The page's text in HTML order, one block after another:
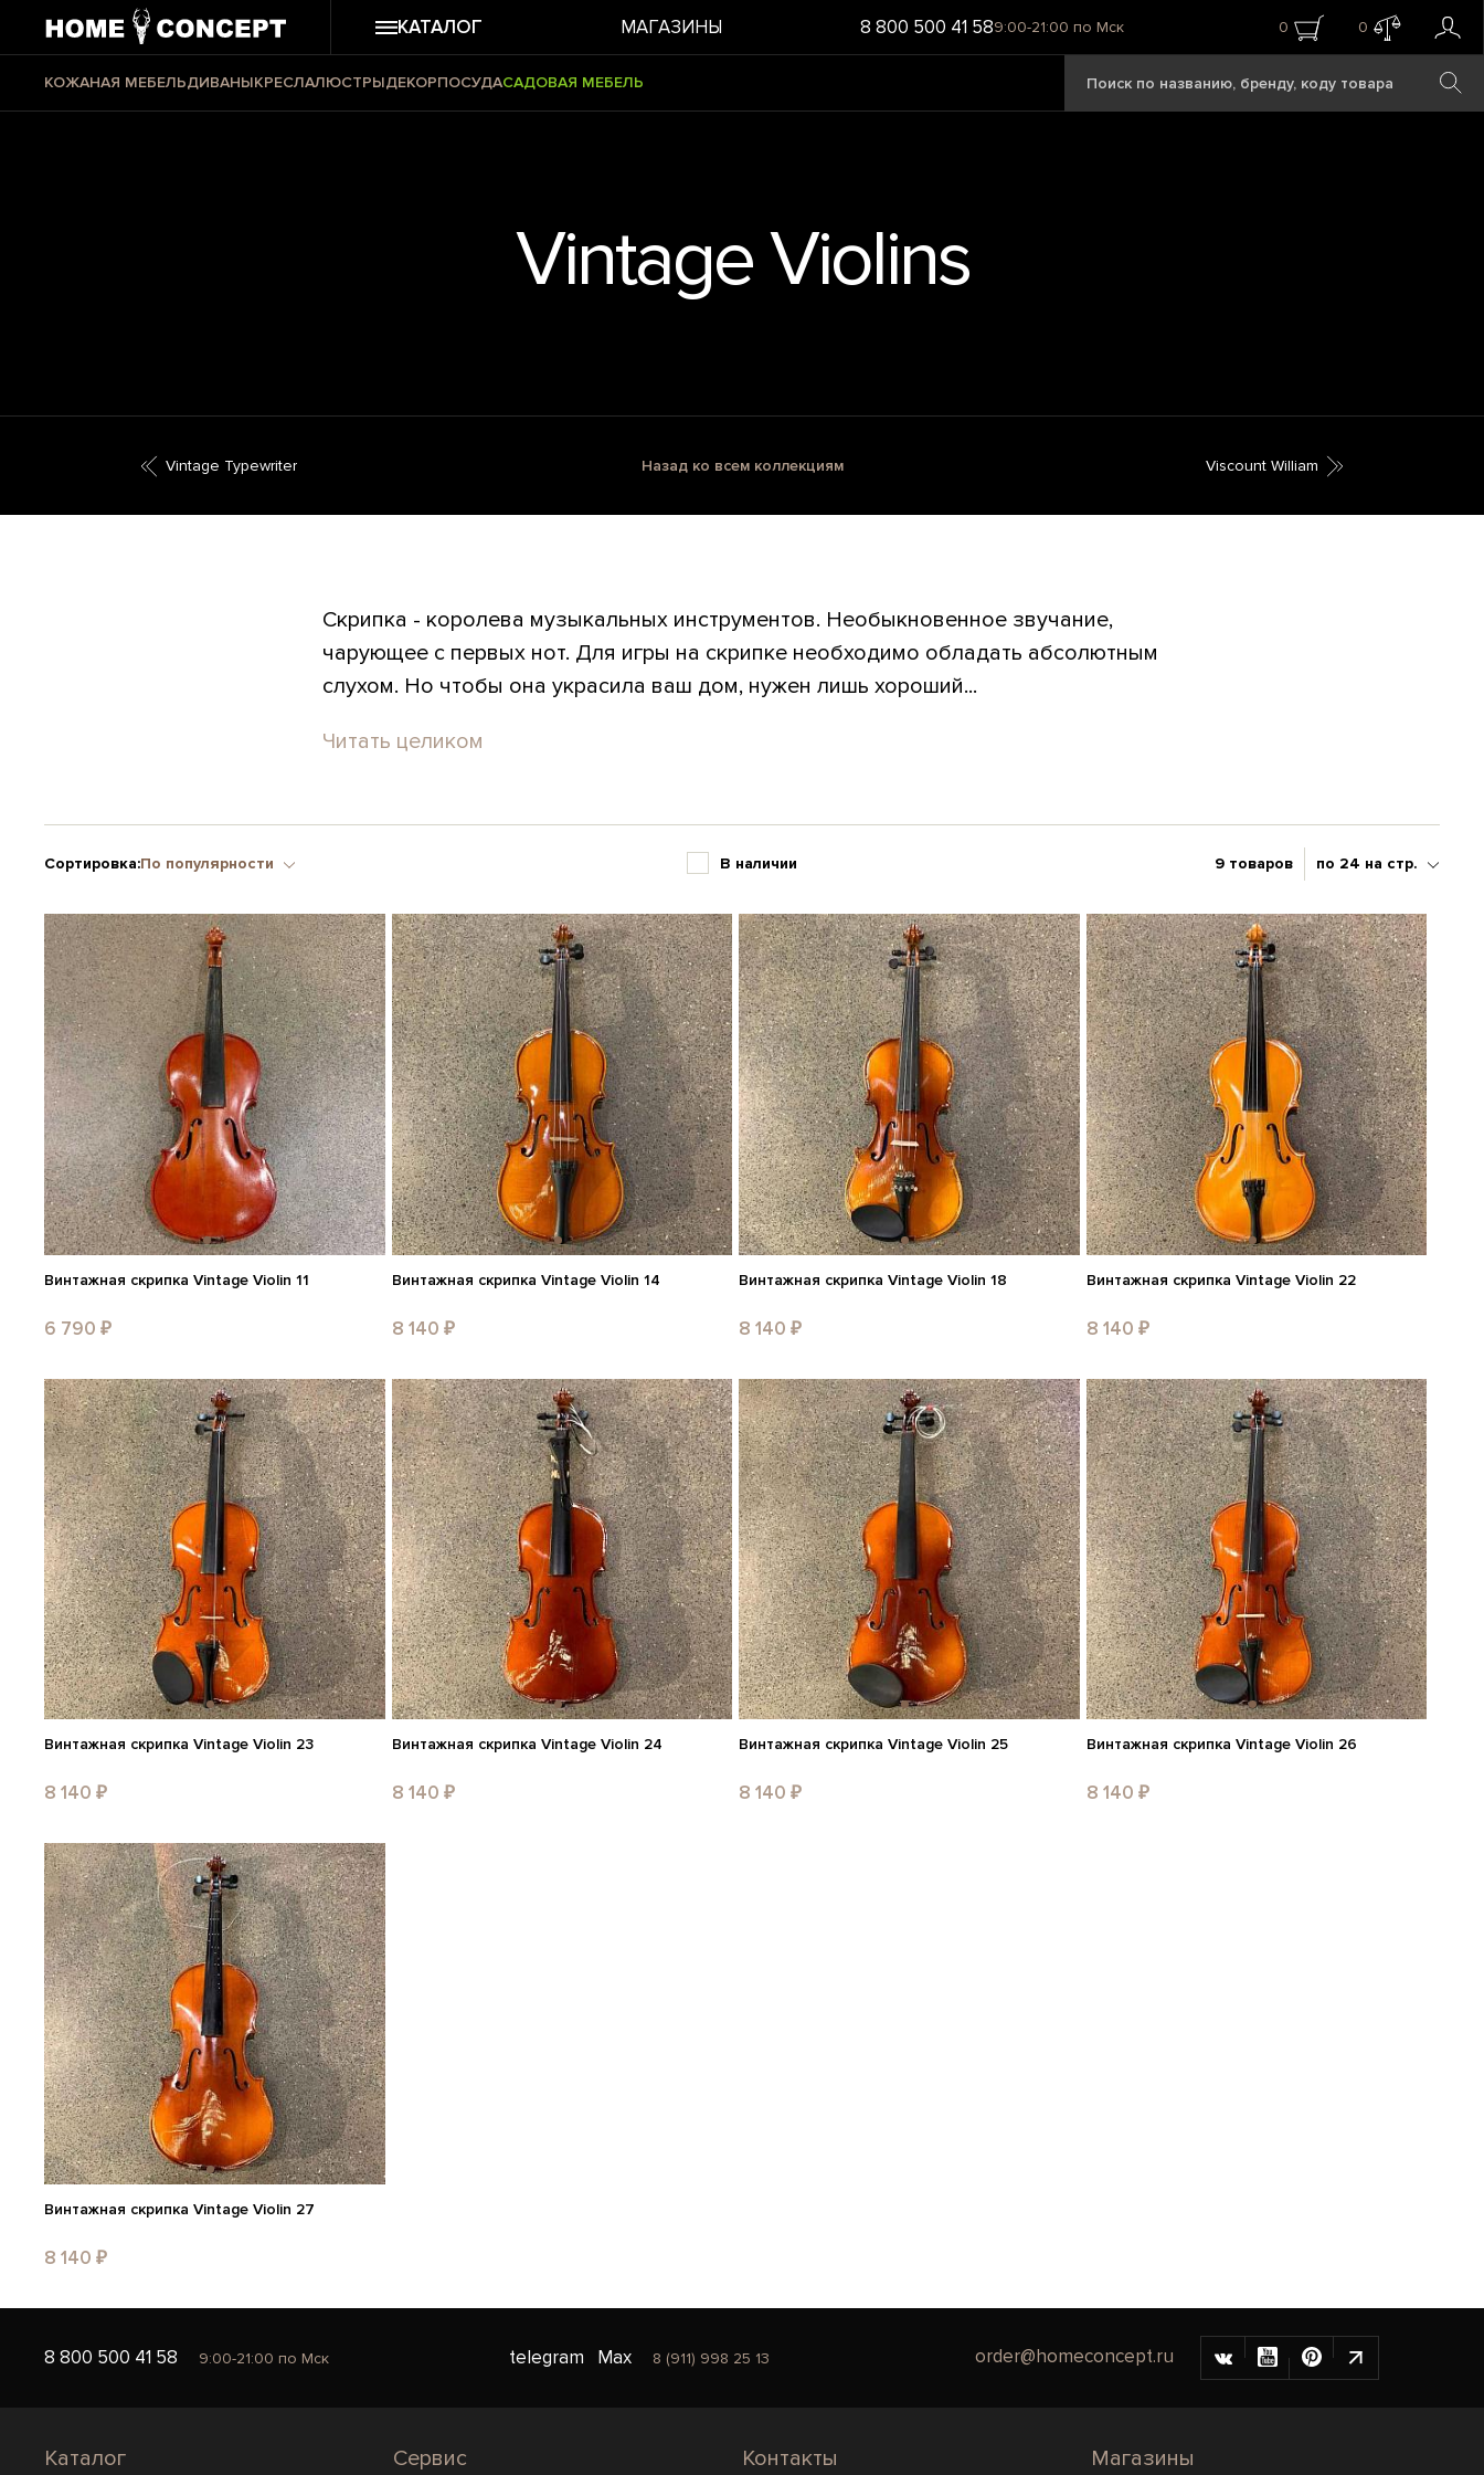
КАТАЛОГ МАГАЗИНЫ 8 800 500 41 589:00-21:00 по Мск 0 0
КОЖАНАЯ МЕБЕЛЬДИВАНЫКРЕСЛАЛЮСТРЫДЕКОРПОСУДАСАДОВАЯ МЕБЕЛЬ
Vintage Violins
Vintage Typewriter Назад ко всем коллекциям Viscount William
Скрипка - королева музыкальных инструментов. Необыкновенное звучание,
чарующее с первых нот. Для игры на скрипке необходимо обладать абсолютным
слухом. Но чтобы она украсила ваш дом, нужен лишь хороший...
Читать целиком
Сортировка:По популярности В наличии 9 товаров по 24 на стр.
Винтажная скрипка Vintage Violin 11
6 790 ₽
Винтажная скрипка Vintage Violin 14
8 140 ₽
Винтажная скрипка Vintage Violin 18
8 140 ₽
Винтажная скрипка Vintage Violin 22
8 140 ₽
Винтажная скрипка Vintage Violin 23
8 140 ₽
Винтажная скрипка Vintage Violin 24
8 140 ₽
Винтажная скрипка Vintage Violin 25
8 140 ₽
Винтажная скрипка Vintage Violin 26
8 140 ₽
Винтажная скрипка Vintage Violin 27
8 140 ₽
8 800 500 41 58 9:00-21:00 по Мск telegram Max 8 (911) 998 25 13 order@homeconcept.ru
Каталог Сервис Контакты Магазины